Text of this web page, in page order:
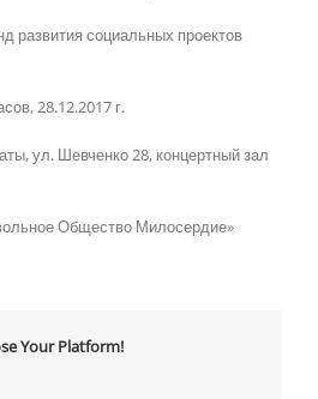
развития социальных проектов
28.12.2017 г.
ул. Шевченко 28, концертный зал
Общество Милосердие»
Your Platform!